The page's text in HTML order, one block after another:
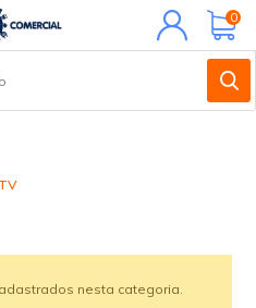
Minha
conta
0
nesta categoria.